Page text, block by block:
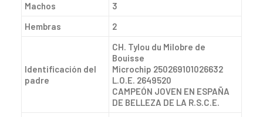
Machos
3
Hembras
2
Identificación del
padre
CH. Tylou du Milobre de
Bouisse
Microchip 250269101026632
L.O.E. 2649520
CAMPEÓN JOVEN EN ESPAÑA
DE BELLEZA DE LA R.S.C.E.